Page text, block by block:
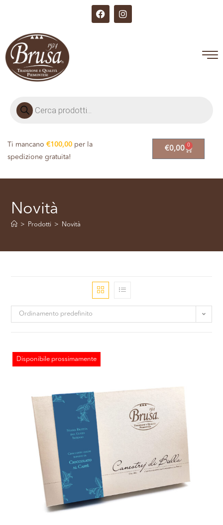
Ti mancano €100,00 per la
spedizione gratuita!
€0,00 0
Novità
> Prodotti > Novità
Ordinamento predefinito
Disponibile prossimamente
ESAURITO